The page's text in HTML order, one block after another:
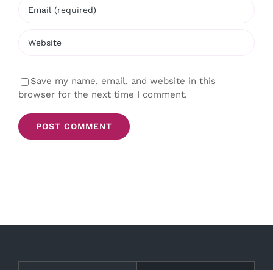
Save my name, email, and website in this
browser for the next time I comment.